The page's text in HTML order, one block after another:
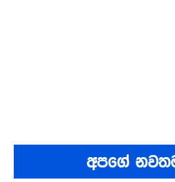
අපගේ